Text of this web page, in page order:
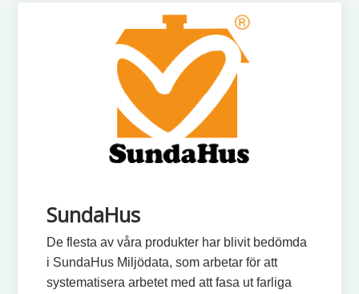
SundaHus
De flesta av våra produkter har blivit bedömda
i SundaHus Miljödata, som arbetar för att
systematisera arbetet med att fasa ut farliga